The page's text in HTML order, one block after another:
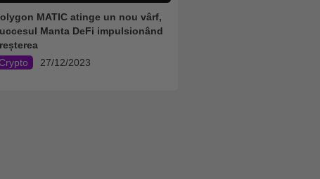
MATIC atinge un nou vârf,
Manta DeFi impulsionând
27/12/2023